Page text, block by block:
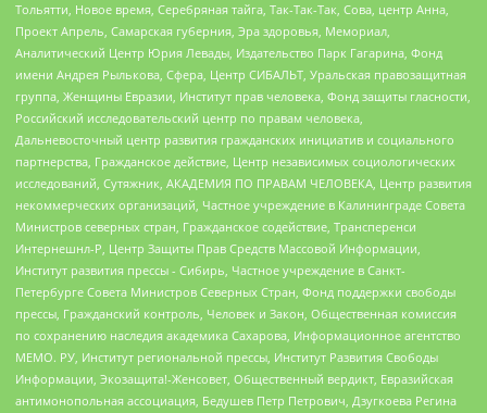
Тольятти, Новое время, Серебряная тайга, Так-Так-Так, Сова, центр Анна,
Проект Апрель, Самарская губерния, Эра здоровья, Мемориал,
Аналитический Центр Юрия Левады, Издательство Парк Гагарина, Фонд
имени Андрея Рылькова, Сфера, Центр СИБАЛЬТ, Уральская правозащитная
группа, Женщины Евразии, Институт прав человека, Фонд защиты гласности,
Российский исследовательский центр по правам человека,
Дальневосточный центр развития гражданских инициатив и социального
партнерства, Гражданское действие, Центр независимых социологических
исследований, Сутяжник, АКАДЕМИЯ ПО ПРАВАМ ЧЕЛОВЕКА, Центр развития
некоммерческих организаций, Частное учреждение в Калининграде Совета
Министров северных стран, Гражданское содействие, Трансперенси
Интернешнл-Р, Центр Защиты Прав Средств Массовой Информации,
Институт развития прессы - Сибирь, Частное учреждение в Санкт-
Петербурге Совета Министров Северных Стран, Фонд поддержки свободы
прессы, Гражданский контроль, Человек и Закон, Общественная комиссия
по сохранению наследия академика Сахарова, Информационное агентство
МЕМО. РУ, Институт региональной прессы, Институт Развития Свободы
Информации, Экозащита!-Женсовет, Общественный вердикт, Евразийская
антимонопольная ассоциация, Бедушев Петр Петрович, Дзугкоева Регина